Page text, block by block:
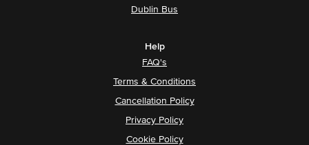
Dublin Bus
Help
FAQ's
Terms & Conditions
Cancellation Policy
Privacy Policy
Cookie Policy